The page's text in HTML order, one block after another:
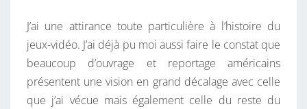
J’ai une attirance toute particulière à l’histoire du
jeux-vidéo. J’ai déjà pu moi aussi faire le constat que
beaucoup d’ouvrage et reportage américains
présentent une vision en grand décalage avec celle
que j’ai vécue mais également celle du reste du